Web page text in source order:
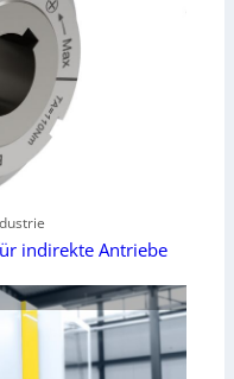
indirekte Antriebe